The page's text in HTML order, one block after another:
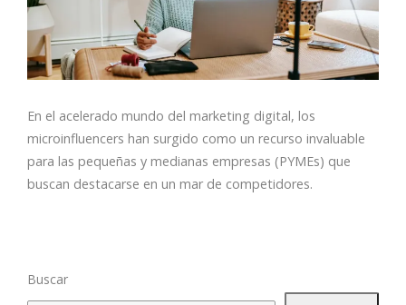
En el acelerado mundo del marketing digital, los
microinfluencers han surgido como un recurso invaluable
para las pequeñas y medianas empresas (PYMEs) que
buscan destacarse en un mar de competidores.
Buscar